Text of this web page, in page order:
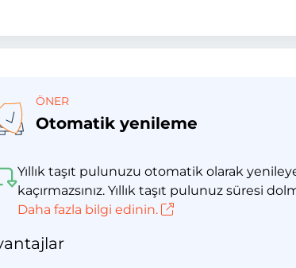
ÖNER
Otomatik yenileme
Yıllık taşıt pulunuzu otomatik olarak
kaçırmazsınız. Yıllık taşıt pulunuz süresi
Daha fazla bilgi edinin.